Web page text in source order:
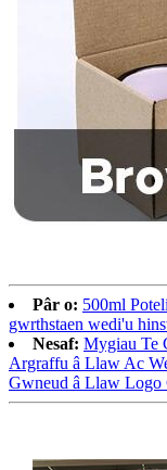
Pâr o: 500ml
gwrthstaen wedi'u
Nesaf: Mygiau Te
Argraffu â Llaw Ac
Gwneud â Llaw